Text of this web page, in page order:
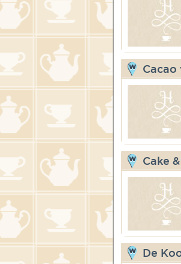
Cacao
Cake
De